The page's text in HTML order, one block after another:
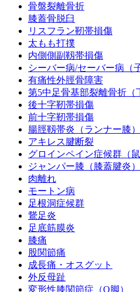
骨盤裂離骨折
膝蓋骨脱臼
リスフラン靭帯損傷
太もも打撲
内側側副靱帯損傷
シーバー病/セーバー病（
有痛性外脛骨障害
第5中足骨基部裂離骨折（
後十字靭帯損傷
前十字靭帯損傷
腸脛靱帯炎（ランナー膝）
アキレス腱断裂
グロインペイン症候群（
ジャンパー膝（膝蓋腱炎）
肉離れ
モートン病
足根洞症候群
鵞足炎
足底筋膜炎
膝痛
股関節痛
成長痛・オスグット
外反母趾
変形性膝関節症（O脚）